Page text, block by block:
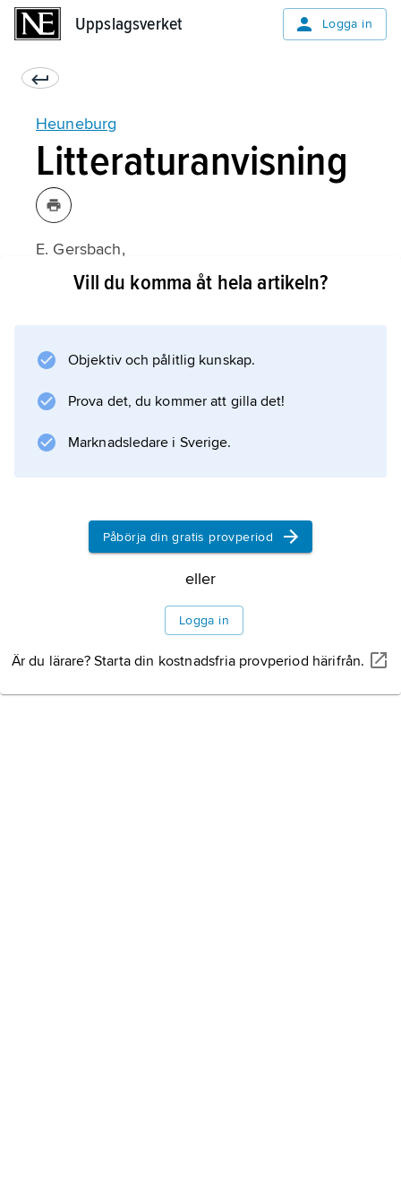
Uppslagsverket Logga in
Heuneburg
Litteraturanvisning
E. Gersbach,
Ausgrabungsmethodik und Stratigraphie der
Information om artikeln
Vill du komma åt hela artikeln?
Objektiv och pålitlig kunskap.
Prova det, du kommer att gilla det!
Marknadsledare i Sverige.
Påbörja din gratis provperiod
eller
Logga in
Är du lärare? Starta din kostnadsfria provperiod härifrån.